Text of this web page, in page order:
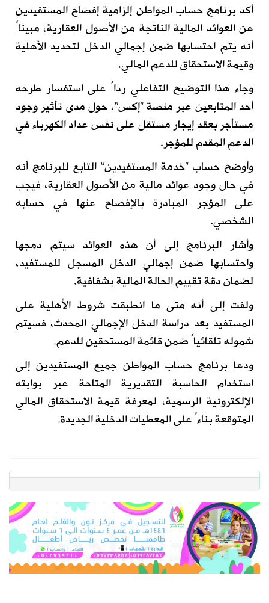
أكد برنامج حساب المواطن إلزامية إفصاح المستفيدين
عن العوائد المالية الناتجة من الأصول العقارية، مبيناً
أنه يتم احتسابها ضمن إجمالي الدخل لتحديد الأهلية
وقيمة الاستحقاق للدعم المالي.
وجاء هذا التوضيح التفاعلي رداً على استفسار طرحه
أحد المتابعين عبر منصة ”إكس“، حول مدى تأثير وجود
مستأجر بعقد إيجار مستقل على نفس عداد الكهرباء في
الدعم المقدم للمؤجر.
وأوضح حساب ”خدمة المستفيدين“ التابع للبرنامج أنه
في حال وجود عوائد مالية من الأصول العقارية، فيجب
على المؤجر المبادرة بالإفصاح عنها في حسابه
الشخصي.
وأشار البرنامج إلى أن هذه العوائد سيتم دمجها
واحتسابها ضمن إجمالي الدخل المسجل للمستفيد،
لضمان دقة تقييم الحالة المالية بشفافية.
ولفت إلى أنه متى ما انطبقت شروط الأهلية على
المستفيد بعد دراسة الدخل الإجمالي المحدث، فسيتم
شموله تلقائياً ضمن قائمة المستحقين للدعم.
ودعا برنامج حساب المواطن جميع المستفيدين إلى
استخدام الحاسبة التقديرية المتاحة عبر بوابته
الإلكترونية الرسمية، لمعرفة قيمة الاستحقاق المالي
المتوقعة بناءً على المعطيات الدخلية الجديدة.